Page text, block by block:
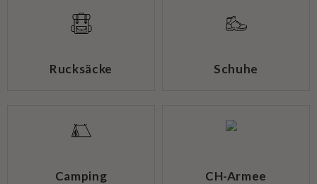
Rucksäcke Schuhe
Camping CH-Armee